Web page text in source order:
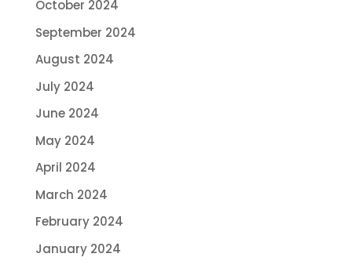
October 2024
September 2024
August 2024
July 2024
June 2024
May 2024
April 2024
March 2024
February 2024
January 2024